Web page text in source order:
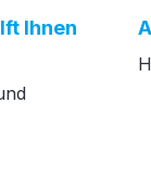
Ihnen